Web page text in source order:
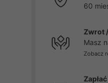
60
Zwrot
Masz
Zobacz